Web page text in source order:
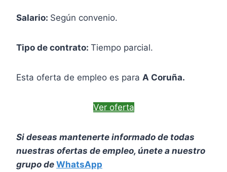
Salario: Según convenio.
Tipo de contrato: Tiempo parcial.
Esta oferta de empleo es para A Coruña.
Ver oferta
Si deseas mantenerte informado de todas
nuestras ofertas de empleo, únete a nuestro
grupo de WhatsApp